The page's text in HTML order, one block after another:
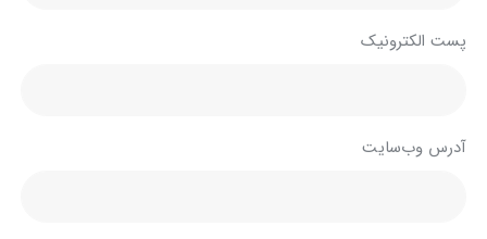
پست الکترونیک
آدرس وب‌سایت